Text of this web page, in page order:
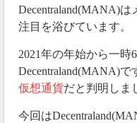
Decentraland(MANA)
注目を浴びています。
2021年の年始から一時
Decentraland(MANA)で
仮想通貨だと判明しま
今回は